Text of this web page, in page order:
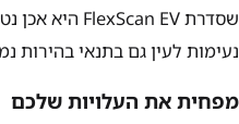
שסדרתFlexScan EV היא אכן
נעימות לעין גם בתנאי בהירות
מפחית את העלויות שלכם